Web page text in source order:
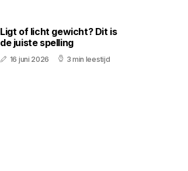
Ligt of licht gewicht? Dit is
de juiste spelling
16 juni 2026 3 min leestijd